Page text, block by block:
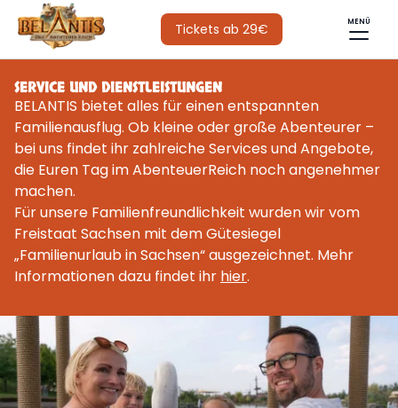
Tickets ab 29€ MENÜ
SERVICE UND DIENSTLEISTUNGEN
BELANTIS bietet alles für einen entspannten
Familienausflug. Ob kleine oder große Abenteurer –
bei uns findet ihr zahlreiche Services und Angebote,
die Euren Tag im AbenteuerReich noch angenehmer
machen.
Für unsere Familienfreundlichkeit wurden wir vom
Freistaat Sachsen mit dem Gütesiegel
„Familienurlaub in Sachsen“ ausgezeichnet. Mehr
Informationen dazu findet ihr hier.